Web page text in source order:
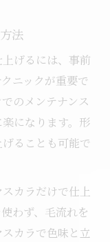
法
げるには、事前
ニックが重要で
のメンテナンス
になります。形
ることも可能で
カラだけで仕上
わず、毛流れを
カラで色味と立